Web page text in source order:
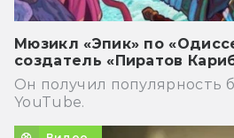
Мюзикл «Эпик» по
создатель «Пиратов
Он получил популярность
YouTube.